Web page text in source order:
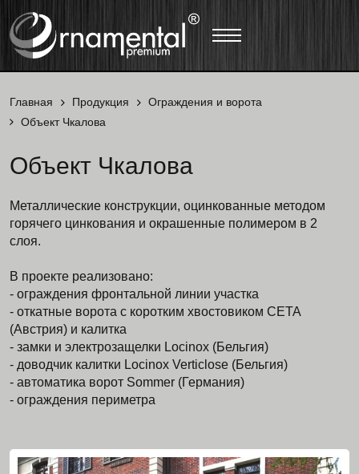
Главная Продукция
Ограждения и ворота
Объект Чкалова
Объект Чкалова
Металлические конструкции, оцинкованные методом
горячего цинкования и окрашенные полимером в 2
слоя.
В проекте реализовано:
- ограждения фронтальной линии участка
- откатные ворота с коротким хвостовиком СЕТА
(Австрия) и калитка
- замки и электрозащелки Locinox (Бельгия)
- доводчик калитки Locinox Verticlose (Бельгия)
- автоматика ворот Sommer (Германия)
- ограждения периметра